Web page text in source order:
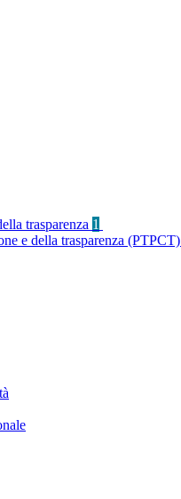
trasparenza 1
e della trasparenza (PTPCT)